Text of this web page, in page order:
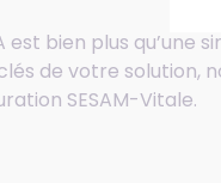
est bien plus
de votre solution,
SESAM-Vitale.